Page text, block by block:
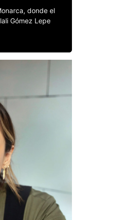
donde el
Gómez Lepe